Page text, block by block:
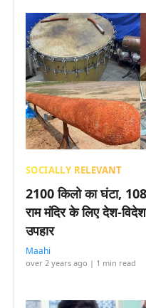
SOCIALLY RELEVANT
2100 किलो का घंटा,
राम मंदिर के लिए देश-
उपहार
Maahi
over 2 years ago | 1 min read